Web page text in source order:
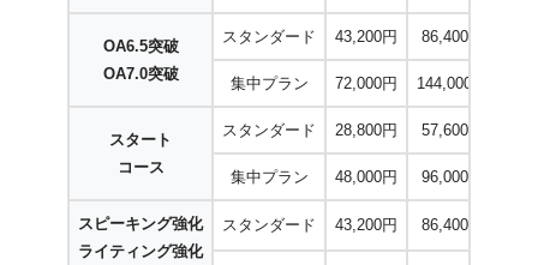
OA6.5突破
OA7.0突破
スタンダード 43,200円 86,400円
集中プラン 72,000円 144,000円
スタート
コース
スタンダード 28,800円 57,600円
集中プラン 48,000円 96,000円
スピーキング強化
ライティング強化
スタンダード 43,200円 86,400円